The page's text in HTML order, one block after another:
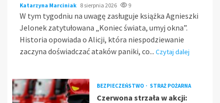
Katarzyna Marciniak 8 sierpnia 2026 9
W tym tygodniu na uwagę zasługuje książka Agnieszki
Jelonek zatytułowana „Koniec świata, umyj okna”.
Historia opowiada o Alicji, która niespodziewanie
zaczyna doświadczać ataków paniki, co... Czytaj dalej
BEZPIECZEŃSTWO STRAŻ POŻARNA
Czerwona strzała w akcji: